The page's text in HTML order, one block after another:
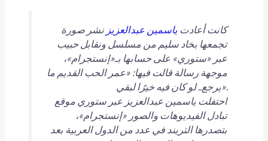
كانت أعادت ياسمين عبدالعزيز نشر صورة
تجمعها بخاد سليم من مسلسل ونقابل حبيب
عبر «ستوري» على حسابها بـ«إنستجرام»،
موجهة رسالة قالت فيها: «عمر الحب القديم ما
يرجع.. لو كان فيه خيرًا لبقي».
احتفلت ياسمين عبدالعزيز عبر ستوري موقع
تبادل الفيديوهات والصور «إنستجرام»،
بتصدرها التريند في عدد من الدول العربية بعد